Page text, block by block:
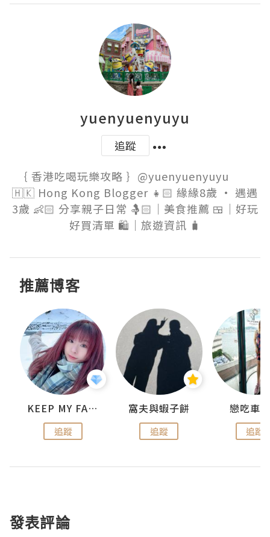
yuenyuenyuyu
追蹤
｛ 香港吃喝玩樂攻略 ｝@yuenyuenyuyu
🇭🇰 Hong Kong Blogger 👧🏻 緣緣8歲 • 遇遇
3歲 👶🏻 分享親子日常 🤱🏻｜美食推薦 🍱｜好玩
好買清單 🛍️｜旅遊資訊 🧳
推薦博客
KEEP MY FAITH
追蹤
窩夫與蝦子餅
追蹤
戀吃車
追蹤
發表評論